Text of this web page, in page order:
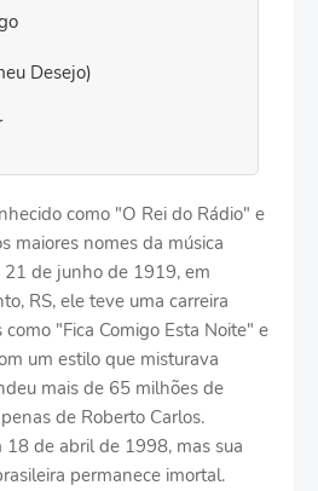
Desejo)
como "O Rei do Rádio" e
maiores nomes da música
21 de junho de 1919, em
RS, ele teve uma carreira
"Fica Comigo Esta Noite" e
um estilo que misturava
mais de 65 milhões de
de Roberto Carlos.
18 de abril de 1998, mas sua
permanece imortal.